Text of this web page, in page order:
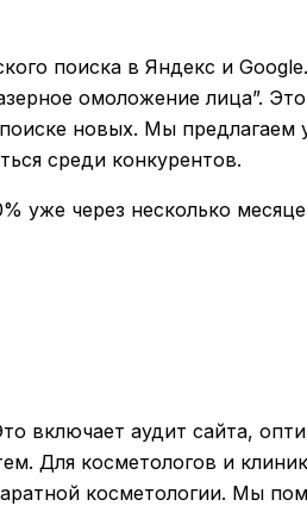
поиска в Яндекс и
омоложение лица”.
новых. Мы предлагаем
среди конкурентов.
уже через несколько
включает аудит сайта,
Для косметологов и
косметологии. Мы